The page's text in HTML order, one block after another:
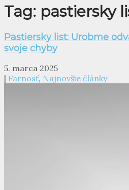
Tag: pastiersky
Pastiersky list: Urobme
svoje chyby
5. marca 2025
| Farnosť, Najnovšie články